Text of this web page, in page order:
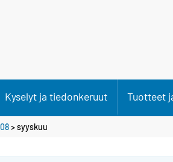
Kyselyt ja tiedonkeruut Tuotteet
>syyskuu